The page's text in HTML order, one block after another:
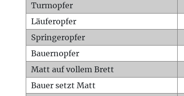
Turmopfer
Läuferopfer
Springeropfer
Bauernopfer
Matt auf vollem Brett
Bauer setzt Matt